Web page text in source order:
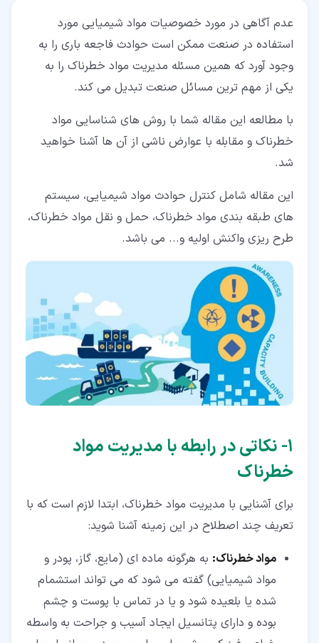
۳‏- سیستم های طبقه بندی مواد خطرناک
۳‏-‏۱‏- استفاده از ERG
۳‏-‏۲‏- علامت ‌گذاری مواد شیمیایی لوزی خطر NFPA
۳‏-‏۳‏- سیستم علامت‌گذاری 9 گانه مواد شیمیایی (UN)
خطرناک
۴‏- 4 حمل و نقل مواد خطرناک
عدم آگاهی در مورد خصوصیات مواد شیمیایی مورد
استفاده در صنعت ممکن است حوادث فاجعه باری را به
وجود آورد که همین مسئله مدیریت مواد خطرناک را به
یکی از مهم ترین مسائل صنعت تبدیل می کند.
با مطالعه این مقاله شما با روش های شناسایی مواد
خطرناک و مقابله با عوارض ناشی از آن ها آشنا خواهید
شد.
این مقاله شامل کنترل حوادث مواد شیمیایی، سیستم
های طبقه بندی مواد خطرناک، حمل و نقل مواد خطرناک،
طرح ریزی واکنش اولیه و... می باشد.
۱‏- نکاتی در رابطه با مدیریت مواد
خطرناک
برای آشنایی با مدیریت مواد خطرناک، ابتدا لازم است که با
تعریف چند اصطلاح در این زمینه آشنا شوید:
مواد خطرناک: به هرگونه ماده ‌ای (مایع، گاز، پودر و
مواد شیمیایی) گفته می‌ شود که می ‌تواند استشمام
شده یا بلعیده شود و یا در تماس با پوست و چشم
بوده و دارای پتانسیل ایجاد آسیب و جراحت به ‌واسطه